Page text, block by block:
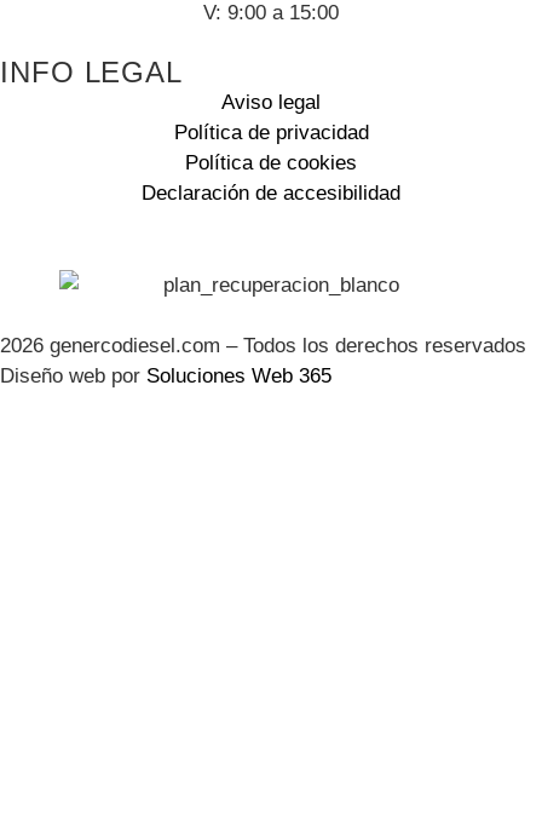
V: 9:00 a 15:00
INFO LEGAL
Aviso legal
Política de privacidad
Política de cookies
Declaración de accesibilidad
2026 genercodiesel.com – Todos los derechos reservados
Diseño web por Soluciones Web 365